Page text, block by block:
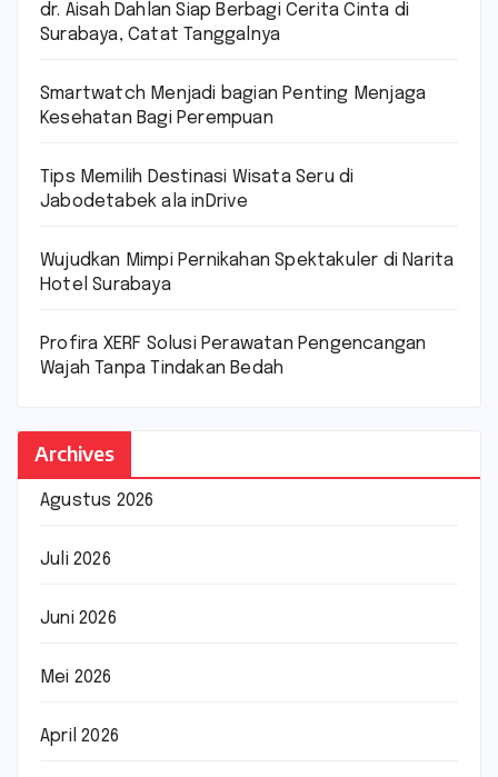
dr. Aisah Dahlan Siap Berbagi Cerita Cinta di
Surabaya, Catat Tanggalnya
Smartwatch Menjadi bagian Penting Menjaga
Kesehatan Bagi Perempuan
Tips Memilih Destinasi Wisata Seru di
Jabodetabek ala inDrive
Wujudkan Mimpi Pernikahan Spektakuler di Narita
Hotel Surabaya
Profira XERF Solusi Perawatan Pengencangan
Wajah Tanpa Tindakan Bedah
Archives
Agustus 2026
Juli 2026
Juni 2026
Mei 2026
April 2026